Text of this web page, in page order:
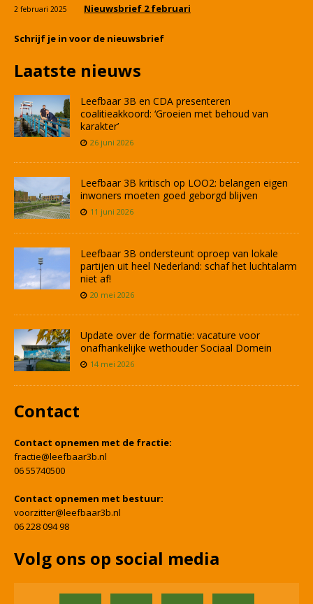
2 februari 2025 Nieuwsbrief 2 februari
Schrijf je in voor de nieuwsbrief
Laatste nieuws
Leefbaar 3B en CDA presenteren
coalitieakkoord: ‘Groeien met behoud van
karakter’
26 juni 2026
Leefbaar 3B kritisch op LOO2: belangen eigen
inwoners moeten goed geborgd blijven
11 juni 2026
Leefbaar 3B ondersteunt oproep van lokale
partijen uit heel Nederland: schaf het luchtalarm
niet af!
20 mei 2026
Update over de formatie: vacature voor
onafhankelijke wethouder Sociaal Domein
14 mei 2026
Contact
Contact opnemen met de fractie:
fractie@leefbaar3b.nl
06 55740500
Contact opnemen met bestuur:
voorzitter@leefbaar3b.nl
06 228 094 98
Volg ons op social media